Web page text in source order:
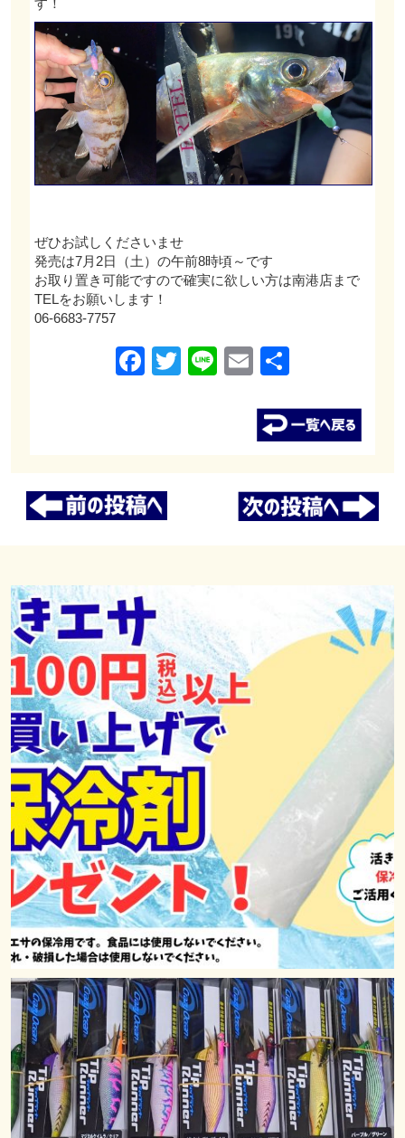
す！
ぜひお試しくださいませ
発売は7月2日（土）の午前8時頃～です
お取り置き可能ですので確実に欲しい方は南港店まで
TELをお願いします！
06-6683-7757
Facebook
Twitter
LineEmail